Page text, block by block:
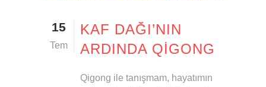
15
Tem
KAF DAĞI’NIN
ARDINDA QIGONG
Qigong ile tanışmam, hayatımın